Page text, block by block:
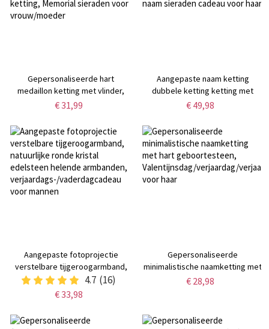
Gepersonaliseerde hart
medaillon ketting met vlinder,
hart ketting met foto, sierlijke
Memorial sieraden voor
vrouw/moeder
€ 31,99
Aangepaste naam ketting
dubbele ketting ketting met
naam, minimalistische gelaagde
naam sieraden cadeau voor haar
€ 49,98
Aangepaste fotoprojectie
verstelbare tijgeroogarmband,
natuurlijke ronde kristal
edelsteen helende armbanden,
verjaardags-/vaderdagcadeau
voor mannen
4.7 (16)
€ 33,98
Gepersonaliseerde
minimalistische naamketting met
hart geboortesteen,
€ 28,98